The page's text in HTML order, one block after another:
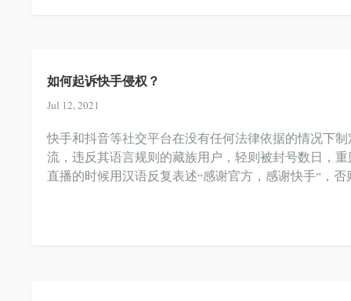
如何起诉快手侵权？
Jul 12, 2021
快手和抖音等社交平台在没有任何法律依据的情况下
流，违反其语言规则的藏族用户，轻则被封号数日，
直播的时候用汉语反复表述“感谢官方，感谢快手”，